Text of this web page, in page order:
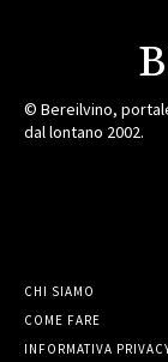
© Bereilvino,
dal lontano 2002.
CHI SIAMO
COME FARE
INFORMATIVA